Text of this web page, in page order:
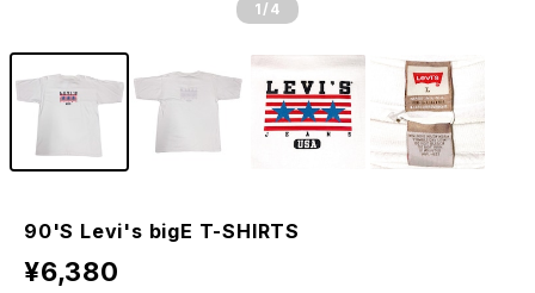
1 /4
90'S Levi's bigE T-SHIRTS
¥6,380